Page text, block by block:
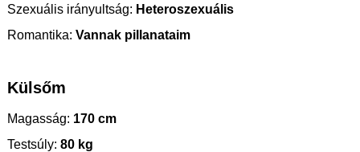
Szexuális irányultság: Heteroszexuális
Romantika: Vannak pillanataim
Külsőm
Magasság: 170 cm
Testsúly: 80 kg